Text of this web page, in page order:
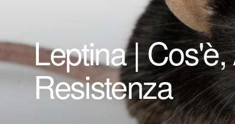
Leptina |
Resistenza